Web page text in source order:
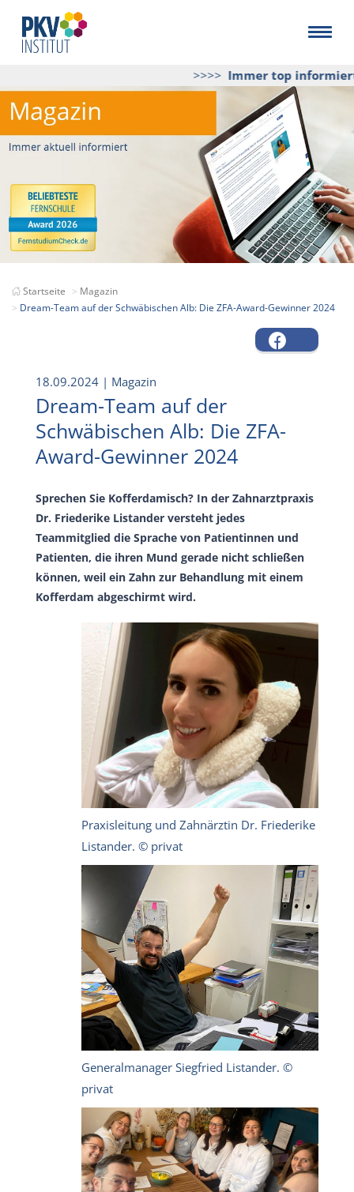
>>>>Immer top informiert
Startseite
Magazin
Dream-Team auf der Schwäbischen Alb: Die ZFA-Award-Gewinner 2024
18.09.2024 | Magazin
Dream-Team auf der
Schwäbischen Alb: Die ZFA-
Award-Gewinner 2024
Sprechen Sie Kofferdamisch? In der Zahnarztpraxis
Dr. Friederike Listander versteht jedes
Teammitglied die Sprache von Patientinnen und
Patienten, die ihren Mund gerade nicht schließen
können, weil ein Zahn zur Behandlung mit einem
Kofferdam abgeschirmt wird.
Praxisleitung und Zahnärztin Dr. Friederike
Listander. © privat
Generalmanager Siegfried Listander. ©
privat